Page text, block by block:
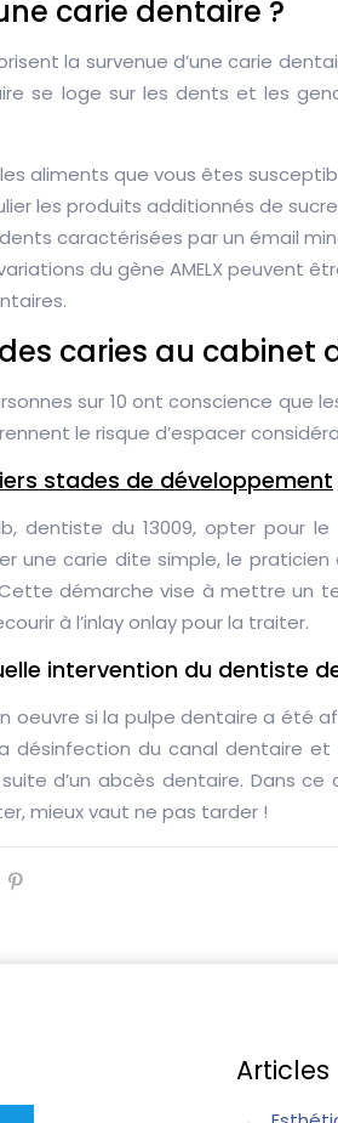
carie dentaire ?
la survenue d’une carie
se loge sur les dents et les
aliments que vous êtes
les produits additionnés de
caractérisées par un émail
du gène AMELX peuvent
caries au cabinet
sur 10 ont conscience que
le risque d’espacer
stades de développement
dentiste du 13009, opter
une carie dite simple, le
démarche vise à mettre un
à l’inlay onlay pour la traiter.
intervention du dentiste
oeuvre si la pulpe dentaire a été
désinfection du canal dentaire et
d’un abcès dentaire. Dans
mieux vaut ne pas tarder !
Articles